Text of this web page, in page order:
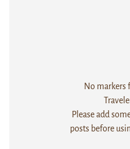
No markers
Please add
posts before